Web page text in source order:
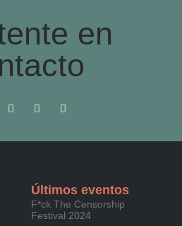
en
Últimos eventos
F*ck The Censorship
Festival 2024